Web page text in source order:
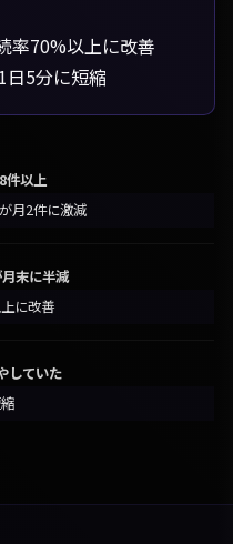
率70%以上に改善
日5分に短縮
件以上
月2件に激減
末に半減
に改善
していた